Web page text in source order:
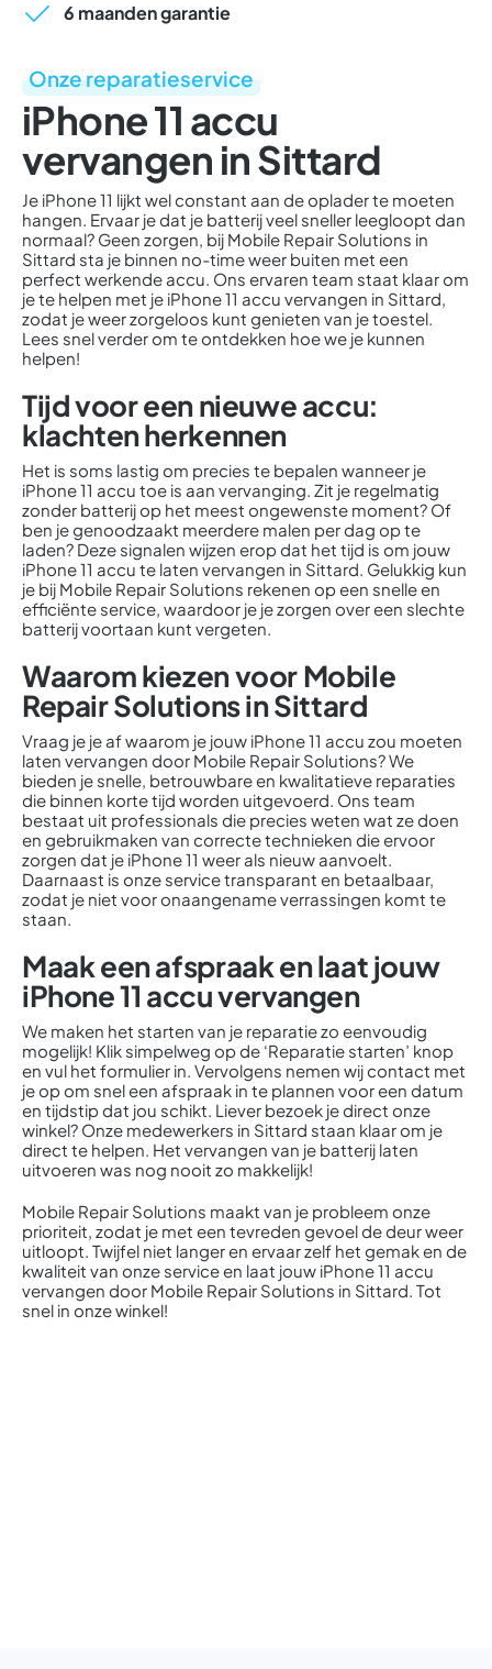
6 maanden garantie
Onze reparatieservice
iPhone 11 accu
vervangen in Sittard
Je iPhone 11 lijkt wel constant aan de oplader te moeten
hangen. Ervaar je dat je batterij veel sneller leegloopt dan
normaal? Geen zorgen, bij Mobile Repair Solutions in
Sittard sta je binnen no-time weer buiten met een
perfect werkende accu. Ons ervaren team staat klaar om
je te helpen met je iPhone 11 accu vervangen in Sittard,
zodat je weer zorgeloos kunt genieten van je toestel.
Lees snel verder om te ontdekken hoe we je kunnen
helpen!
Tijd voor een nieuwe accu:
klachten herkennen
Het is soms lastig om precies te bepalen wanneer je
iPhone 11 accu toe is aan vervanging. Zit je regelmatig
zonder batterij op het meest ongewenste moment? Of
ben je genoodzaakt meerdere malen per dag op te
laden? Deze signalen wijzen erop dat het tijd is om jouw
iPhone 11 accu te laten vervangen in Sittard. Gelukkig kun
je bij Mobile Repair Solutions rekenen op een snelle en
efficiënte service, waardoor je je zorgen over een slechte
batterij voortaan kunt vergeten.
Waarom kiezen voor Mobile
Repair Solutions in Sittard
Vraag je je af waarom je jouw iPhone 11 accu zou moeten
laten vervangen door Mobile Repair Solutions? We
bieden je snelle, betrouwbare en kwalitatieve reparaties
die binnen korte tijd worden uitgevoerd. Ons team
bestaat uit professionals die precies weten wat ze doen
en gebruikmaken van correcte technieken die ervoor
zorgen dat je iPhone 11 weer als nieuw aanvoelt.
Daarnaast is onze service transparant en betaalbaar,
zodat je niet voor onaangename verrassingen komt te
staan.
Maak een afspraak en laat jouw
iPhone 11 accu vervangen
We maken het starten van je reparatie zo eenvoudig
mogelijk! Klik simpelweg op de ‘Reparatie starten’ knop
en vul het formulier in. Vervolgens nemen wij contact met
je op om snel een afspraak in te plannen voor een datum
en tijdstip dat jou schikt. Liever bezoek je direct onze
winkel? Onze medewerkers in Sittard staan klaar om je
direct te helpen. Het vervangen van je batterij laten
uitvoeren was nog nooit zo makkelijk!
Mobile Repair Solutions maakt van je probleem onze
prioriteit, zodat je met een tevreden gevoel de deur weer
uitloopt. Twijfel niet langer en ervaar zelf het gemak en de
kwaliteit van onze service en laat jouw iPhone 11 accu
vervangen door Mobile Repair Solutions in Sittard. Tot
snel in onze winkel!